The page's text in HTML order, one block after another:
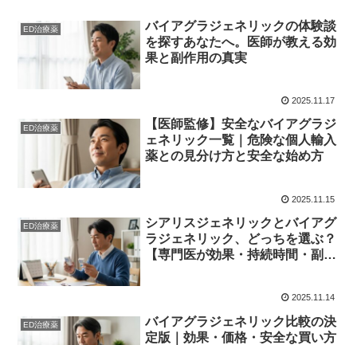
ED治療薬
バイアグラジェネリックの体験談
を探すあなたへ。医師が教える効
果と副作用の真実
2025.11.17
ED治療薬
【医師監修】安全なバイアグラジ
ェネリック一覧｜危険な個人輸入
薬との見分け方と安全な始め方
2025.11.15
ED治療薬
シアリスジェネリックとバイアグ
ラジェネリック、どっちを選ぶ？
【専門医が効果・持続時間・副作
2025.11.14
ED治療薬
バイアグラジェネリック比較の決
定版｜効果・価格・安全な買い方